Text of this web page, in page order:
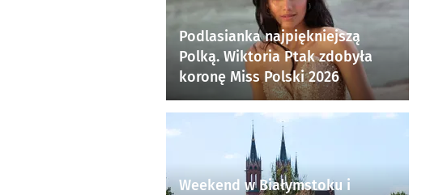
Podlasianka najpiękniejszą
Polką. Wiktoria Ptak zdobyła
koronę Miss Polski 2026
Weekend w Białymstoku i